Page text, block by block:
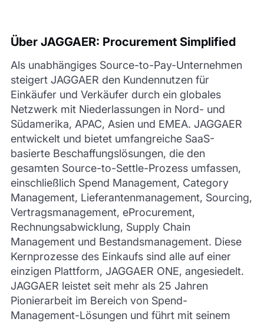
Über JAGGAER: Procurement Simplified
Als unabhängiges Source-to-Pay-Unternehmen
steigert JAGGAER den Kundennutzen für
Einkäufer und Verkäufer durch ein globales
Netzwerk mit Niederlassungen in Nord- und
Südamerika, APAC, Asien und EMEA. JAGGAER
entwickelt und bietet umfangreiche SaaS-
basierte Beschaffungslösungen, die den
gesamten Source-to-Settle-Prozess umfassen,
einschließlich Spend Management, Category
Management, Lieferantenmanagement, Sourcing,
Vertragsmanagement, eProcurement,
Rechnungsabwicklung, Supply Chain
Management und Bestandsmanagement. Diese
Kernprozesse des Einkaufs sind alle auf einer
einzigen Plattform, JAGGAER ONE, angesiedelt.
JAGGAER leistet seit mehr als 25 Jahren
Pionierarbeit im Bereich von Spend-
Management-Lösungen und führt mit seinem